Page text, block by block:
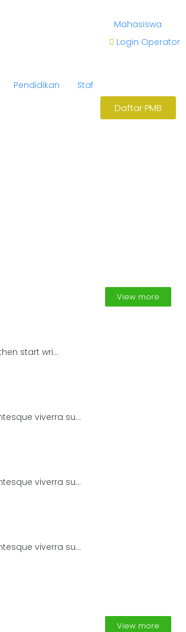
Mahasiswa
Login Operator
Pendidikan Staf
Daftar PMB
View more
start wri...
viverra su...
viverra su...
viverra su...
View more